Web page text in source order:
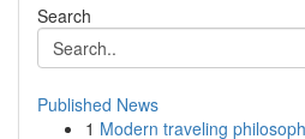
Search
Published News
1 Modern traveling